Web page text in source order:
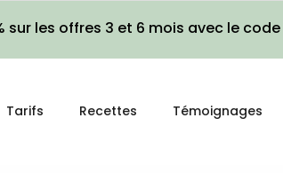
sur les offres 3 et 6 mois avec le code
Tarifs Recettes Témoignages